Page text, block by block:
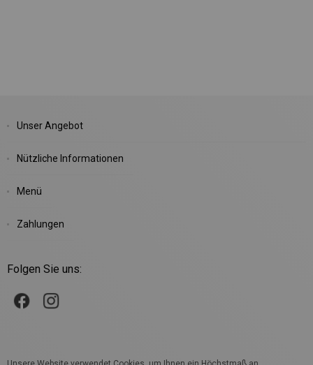
Unser Angebot
Nützliche Informationen
Menü
Zahlungen
Folgen Sie uns: